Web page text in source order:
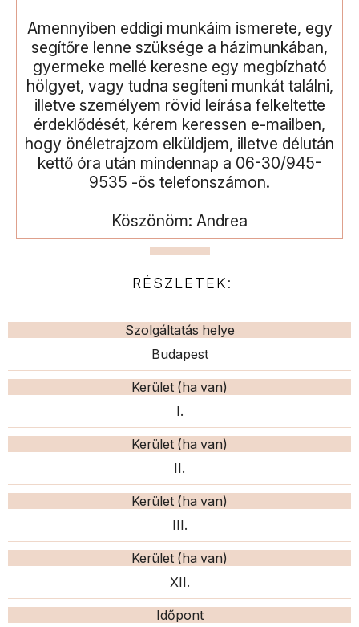
Amennyiben eddigi munkáim ismerete, egy
segítőre lenne szüksége a házimunkában,
gyermeke mellé keresne egy megbízható
hölgyet, vagy tudna segíteni munkát találni,
illetve személyem rövid leírása felkeltette
érdeklődését, kérem keressen e-mailben,
hogy önéletrajzom elküldjem, illetve délután
kettő óra után mindennap a 06-30/945-
9535 -ös telefonszámon.
Köszönöm: Andrea
RÉSZLETEK:
Szolgáltatás helye
Budapest
Kerület (ha van)
I.
Kerület (ha van)
II.
Kerület (ha van)
III.
Kerület (ha van)
XII.
Időpont